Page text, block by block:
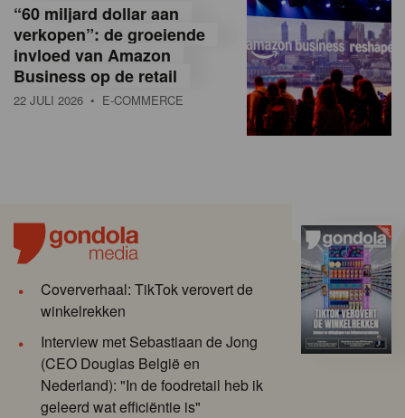
“60 miljard dollar aan
verkopen”: de groeiende
invloed van Amazon
Business op de retail
22 JULI 2026 • E-COMMERCE
Coververhaal: TikTok verovert de
winkelrekken
Interview met Sebastiaan de Jong
(CEO Douglas België en
Nederland): "In de foodretail heb ik
geleerd wat efficiëntie is"